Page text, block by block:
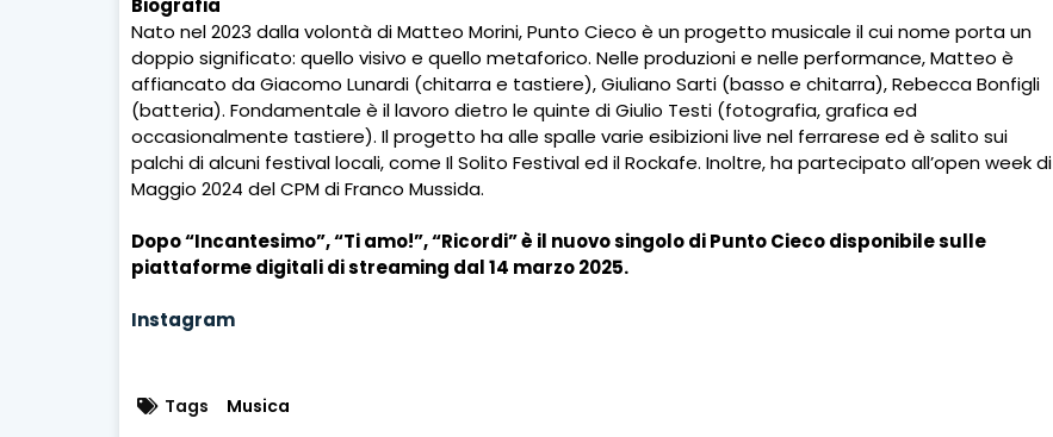
Nato nel 2023 dalla volontà di Matteo Morini, Punto Cieco è un progetto musicale il cui nome porta un
doppio significato: quello visivo e quello metaforico. Nelle produzioni e nelle performance, Matteo è
affiancato da Giacomo Lunardi (chitarra e tastiere), Giuliano Sarti (basso e chitarra), Rebecca Bonfigli
(batteria). Fondamentale è il lavoro dietro le quinte di Giulio Testi (fotografia, grafica ed
occasionalmente tastiere). Il progetto ha alle spalle varie esibizioni live nel ferrarese ed è salito sui
palchi di alcuni festival locali, come Il Solito Festival ed il Rockafe. Inoltre,ha partecipato all’open week di
Maggio 2024 del CPM di Franco Mussida.
Dopo “Incantesimo”, “Ti amo!”, “Ricordi” è il nuovo singolo di Punto Cieco disponibile sulle
piattaforme digitali di streaming dal 14 marzo 2025.
Instagram
Tags Musica